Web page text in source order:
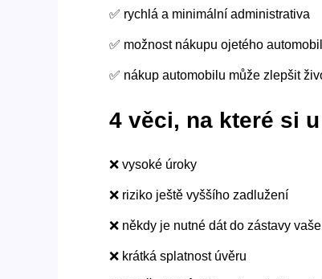
✅ rychlá a minimální administrativa
✅ možnost nákupu ojetého
✅ nákup automobilu může zlepšit
4 věci, na které si
❌ vysoké úroky
❌ riziko ještě vyššího zadlužení
❌ někdy je nutné dát do zástavy
❌ krátká splatnost úvěru